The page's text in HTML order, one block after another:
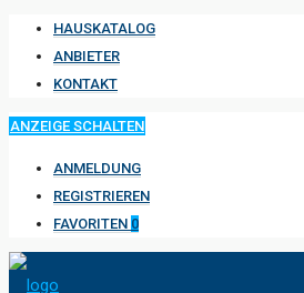
HAUSKATALOG
ANBIETER
KONTAKT
ANZEIGE SCHALTEN
ANMELDUNG
REGISTRIEREN
FAVORITEN 0